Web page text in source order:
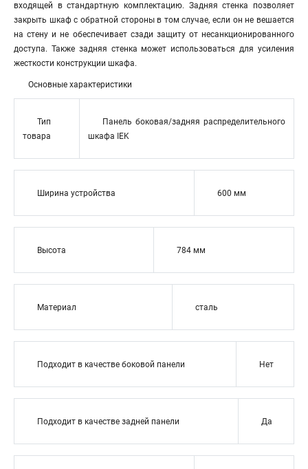
входящей в стандартную комплектацию. Задняя стенка позволяет
закрыть шкаф с обратной стороны в том случае, если он не вешается
на стену и не обеспечивает сзади защиту от несанкционированного
доступа. Также задняя стенка может использоваться для усиления
жесткости конструкции шкафа.
Основные характеристики
Тип
товара
Панель боковая/задняя распределительного
шкафа IEK
Ширина устройства 600 мм
Высота 784 мм
Материал сталь
Подходит в качестве боковой панели Нет
Подходит в качестве задней панели Да